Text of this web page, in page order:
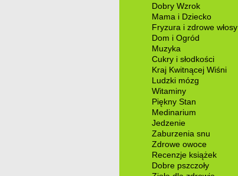
Dobry Wzrok
Mama i Dziecko
Fryzura i zdrowe włosy
Dom i Ogród
Muzyka
Cukry i słodkości
Kraj Kwitnącej Wiśni
Ludzki mózg
Witaminy
Piękny Stan
Medinarium
Jedzenie
Zaburzenia snu
Zdrowe owoce
Recenzje książek
Dobre pszczoły